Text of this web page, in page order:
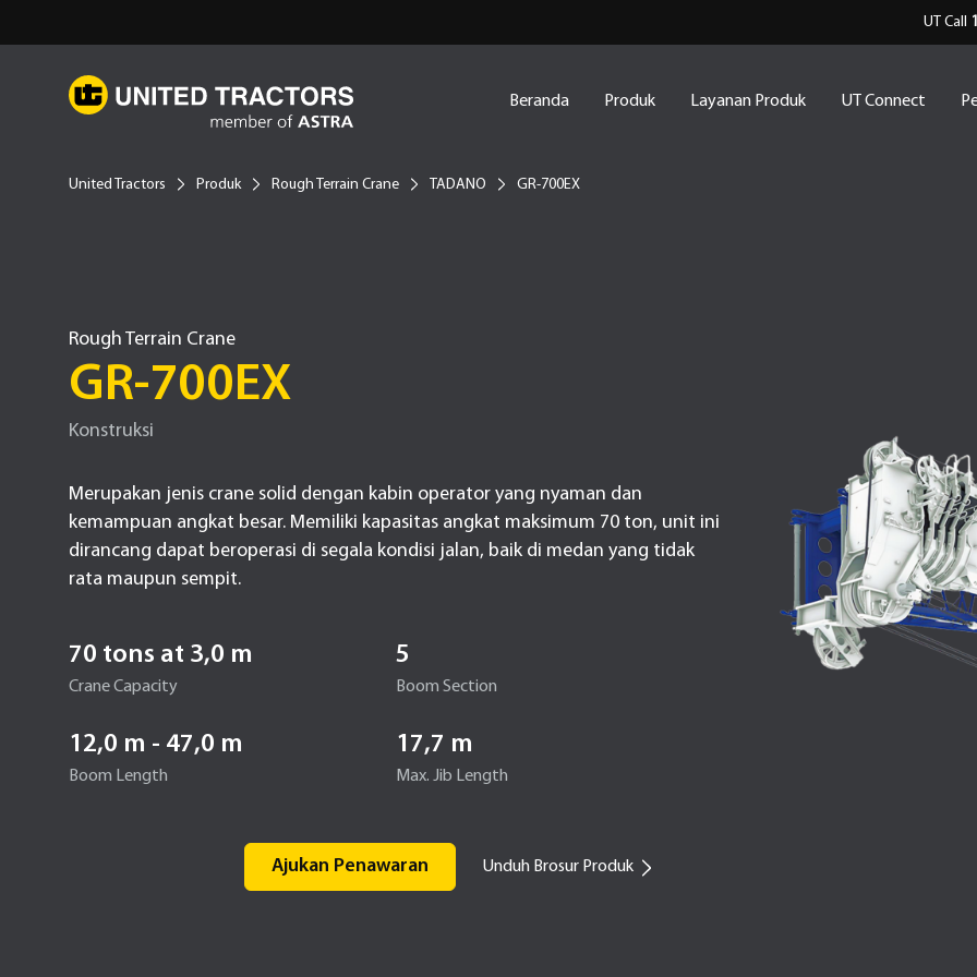
UT Call
Beranda Produk Layanan Produk UT Connect
United Tractors Produk Rough Terrain Crane TADANO GR-700EX
Rough Terrain Crane
GR-700EX
Konstruksi
Merupakan jenis crane solid dengan kabin operator yang nyaman dan
kemampuan angkat besar. Memiliki kapasitas angkat maksimum 70 ton, unit ini
dirancang dapat beroperasi di segala kondisi jalan, baik di medan yang tidak
rata maupun sempit.
70 tons at 3,0 m
Crane Capacity
5
Boom Section
12,0 m - 47,0 m
Boom Length
17,7 m
Max. Jib Length
Ajukan Penawaran Unduh Brosur Produk